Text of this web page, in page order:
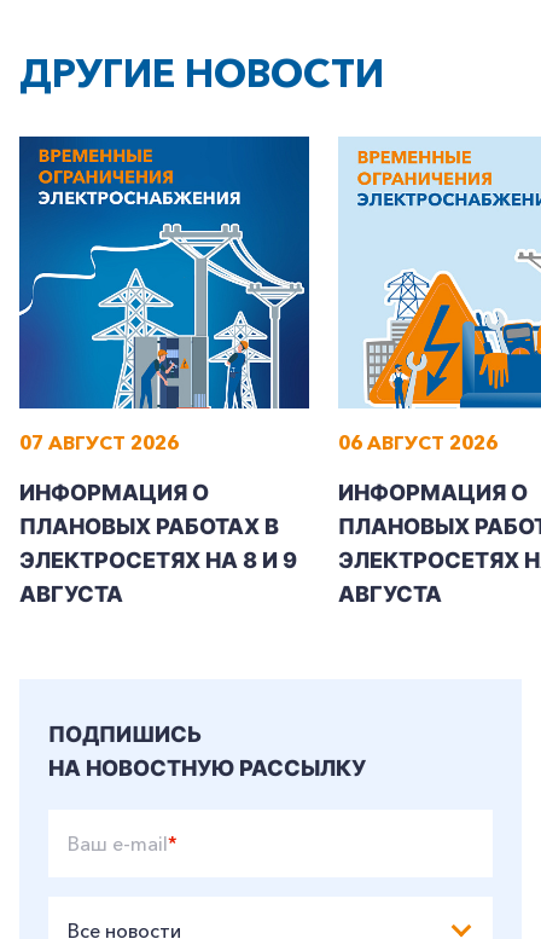
ДРУГИЕ НОВОСТИ
07 АВГУСТ 2026
ИНФОРМАЦИЯ О
ПЛАНОВЫХ РАБОТАХ В
ЭЛЕКТРОСЕТЯХ НА 8 И 9
АВГУСТА
06 АВГУСТ 2026
ИНФОРМАЦИЯ О
ПЛАНОВЫХ
ЭЛЕКТРОСЕТЯХ
АВГУСТА
ПОДПИШИСЬ
НА НОВОСТНУЮ РАССЫЛКУ
Ваш e-mail*
Все новости